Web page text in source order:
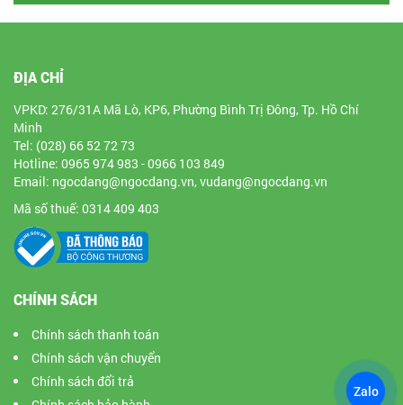
ĐỊA CHỈ
VPKD: 276/31A Mã Lò, KP6, Phường Bình Trị Đông, Tp. Hồ Chí
Minh
Tel: (028) 66 52 72 73
Hotline: 0965 974 983 - 0966 103 849
Email: ngocdang@ngocdang.vn, vudang@ngocdang.vn
Mã số thuế: 0314 409 403
CHÍNH SÁCH
Chính sách thanh toán
Chính sách vận chuyển
Chính sách đổi trả
Zalo